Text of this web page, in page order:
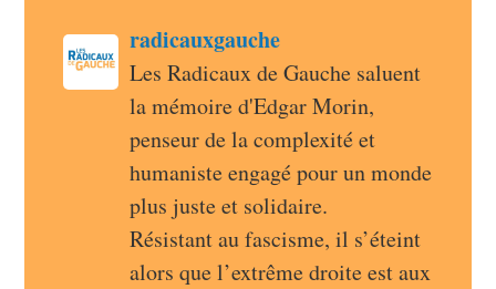
radicauxgauche avatar
radicauxgauchepost
Les Radicaux de Gauche saluent
la mémoire d'Edgar Morin,
penseur de la complexité et
humaniste engagé pour un monde
plus juste et solidaire.
Résistant au fascisme, il s’éteint
alors que l’extrême droite est aux